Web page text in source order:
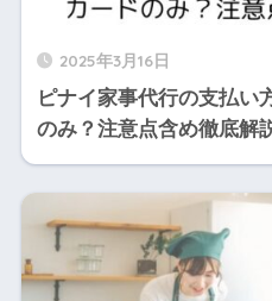
2025年3月16日
ピナイ家事代行の支払い
のみ？注意点含め徹底解